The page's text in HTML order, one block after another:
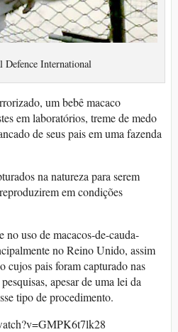
International
um bebê macaco
em laboratórios, treme de medo
de seus pais em uma fazenda
na natureza para serem
em condições
no uso de macacos-de-cauda-
no Reino Unido, assim
cujos pais foram capturado nas
apesar de uma lei da
tipo de procedimento.